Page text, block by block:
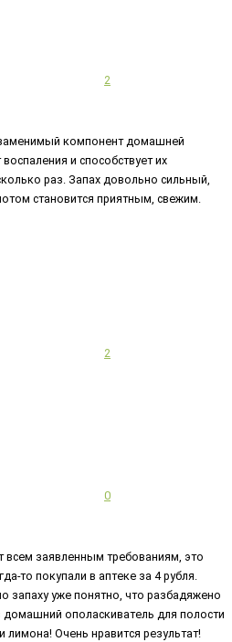
2
компонент домашней
и способствует их
раз. Запах довольно сильный,
становится приятным, свежим.
2
0
всем заявленным требованиям, это
то покупали в аптеке за 4 рубля.
запаху уже понятно, что разбадяжено
ополаскиватель для полости
лимона! Очень нравится результат!